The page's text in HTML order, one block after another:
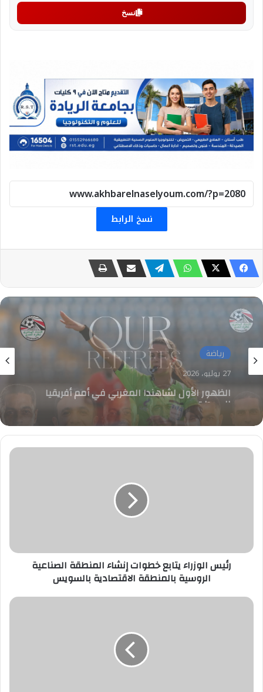
نسخ
نسخ الرابط
رياضة
في كأس الإنتركونتيننتال .. طاقم تحكيم مصري
بقيادة أمين عمر لإدارة مواجهة الأهلي جدة
وأوكلاند أف سي
رئيس
بالمنطقة
الاقتصاديةرئيس الوزراء يتابع خطوات إنشاء المنطقة الصناعية
الروسية بالمنطقة الاقتصادية بالسويس
بروتوكول